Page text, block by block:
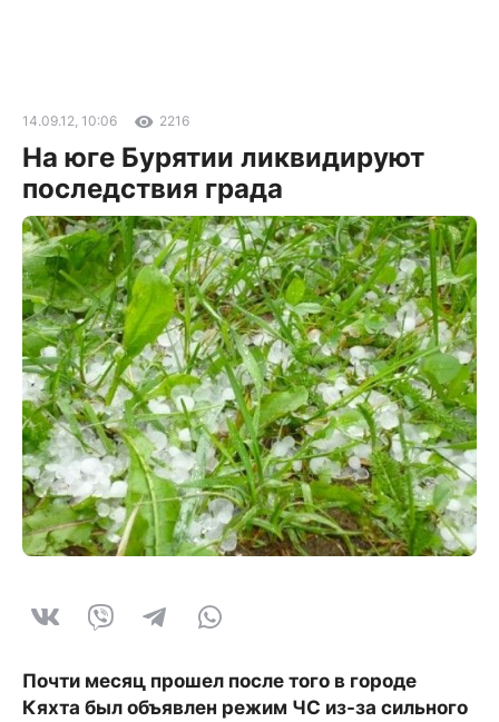
14.09.12, 10:06 2216
На юге Бурятии ликвидируют
последствия града
Почти месяц прошел после того в городе
Кяхта был объявлен режим ЧС из-за сильного